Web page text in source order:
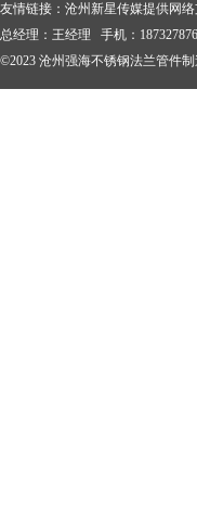
友情链接： 沧州新星传媒提供网
总经理：王经理 手机：
©2023 沧州强海不锈钢法兰管